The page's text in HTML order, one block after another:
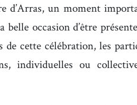
d’Arras, un moment
occasion d’être
de cette célébration, les
individuelles ou